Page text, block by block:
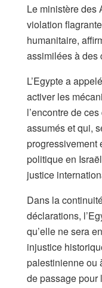
Le ministère des
violation
humanitaire,
assimilées à des
L’Egypte a
activer les
l’encontre de
assumés et qui,
progressivement
politique en
justice
Dans la
déclarations,
qu’elle ne sera
injustice
palestinienne ou
de passage pour